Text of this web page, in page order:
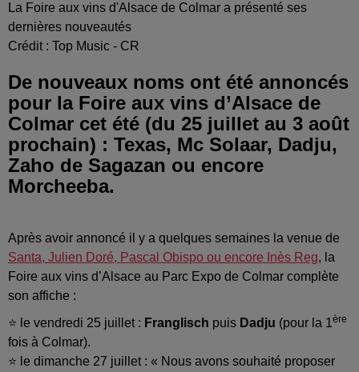
La Foire aux vins d'Alsace de Colmar a présenté ses
dernières nouveautés
Crédit : Top Music - CR
De nouveaux noms ont été annoncés
pour la Foire aux vins d’Alsace de
Colmar cet été (du 25 juillet au 3 août
prochain) : Texas, Mc Solaar, Dadju,
Zaho de Sagazan ou encore
Morcheeba.
Après avoir annoncé il y a quelques semaines la venue de
Santa, Julien Doré, Pascal Obispo ou encore Inès Reg, la
Foire aux vins d’Alsace au Parc Expo de Colmar complète
son affiche :
⭐ le vendredi 25 juillet : Franglisch puis Dadju (pour la 1ère
fois à Colmar).
⭐ le dimanche 27 juillet : « Nous avons souhaité proposer